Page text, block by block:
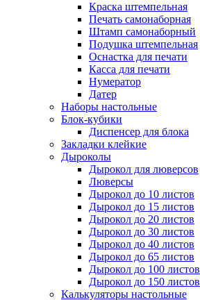
Краска штемпельная
Печать самонаборная
Штамп самонаборный
Подушка штемпельная
Оснастка для печати
Касса для печати
Нумератор
Датер
Наборы настольные
Блок-кубики
Диспенсер для блока
Закладки клейкие
Дыроколы
Дырокол для люверсов
Люверсы
Дырокол до 10 листов
Дырокол до 15 листов
Дырокол до 20 листов
Дырокол до 30 листов
Дырокол до 40 листов
Дырокол до 65 листов
Дырокол до 100 листов
Дырокол до 150 листов
Калькуляторы настольные